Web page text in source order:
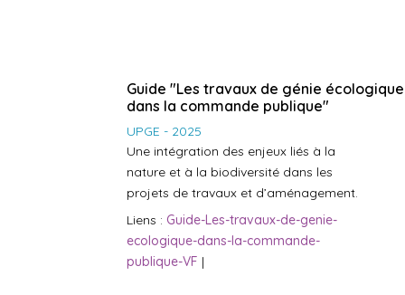
Guide "Les travaux de génie écologique
dans la commande publique"
UPGE - 2025
Une intégration des enjeux liés à la
nature et à la biodiversité dans les
projets de travaux et d’aménagement.
Liens : Guide-Les-travaux-de-genie-
ecologique-dans-la-commande-
publique-VF |